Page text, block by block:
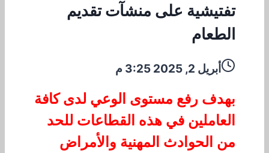
تفتيشية على منشآت تقديم
الطعام
أبريل 2, 2025 3:25 م
بهدف رفع مستوى الوعي لدى كافة
العاملين في هذه القطاعات للحد
من الحوادث المهنية والأمراض